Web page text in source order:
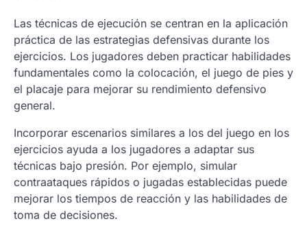
Las técnicas de ejecución se centran en la aplicación
práctica de las estrategias defensivas durante los
ejercicios. Los jugadores deben practicar habilidades
fundamentales como la colocación, el juego de pies y
el placaje para mejorar su rendimiento defensivo
general.
Incorporar escenarios similares a los del juego en los
ejercicios ayuda a los jugadores a adaptar sus
técnicas bajo presión. Por ejemplo, simular
contraataques rápidos o jugadas establecidas puede
mejorar los tiempos de reacción y las habilidades de
toma de decisiones.